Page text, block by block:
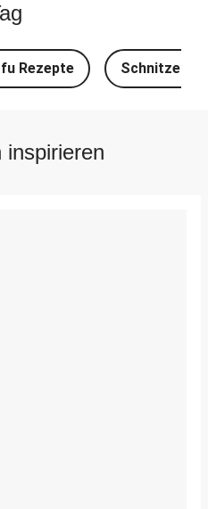
Rezepte Schnitzel
inspirieren